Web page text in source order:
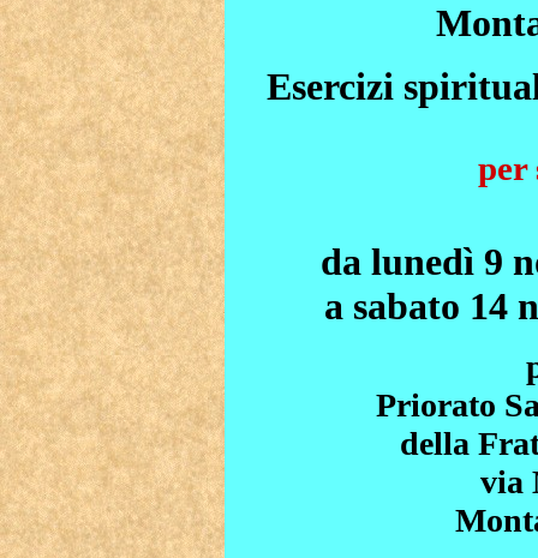
Esercizi
per
da lunedì 9
a sabato 14
Priorato
della
via